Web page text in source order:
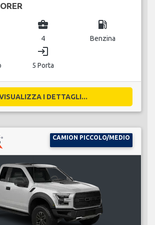
business_center
4
local_gas_station
Benzina
login
5 Porta
I DETTAGLI...
CAMION PICCOLO/MEDIO